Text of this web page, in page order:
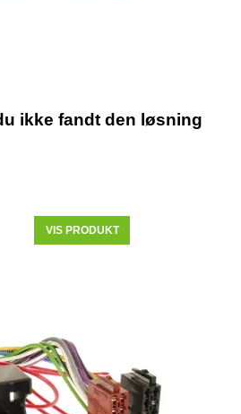
ikke fandt den løsning
VIS PRODUKT